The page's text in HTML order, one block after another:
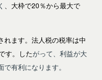
、大枠で20％から最大で
れます。法人税の税率は中
す。したがって、利益が大
有利になります。